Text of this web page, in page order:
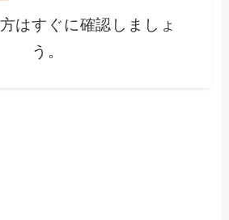
はすぐに確認しましょ
う。